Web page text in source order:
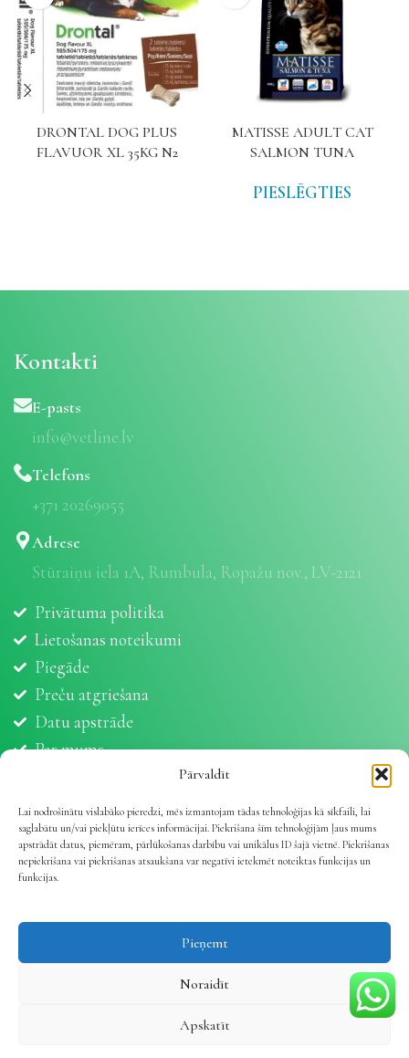
Pārvaldīt
Lai nodrošinātu vislabāko pieredzi, mēs izmantojam tādas tehnoloģijas kā sīkfaili, lai
saglabātu un/vai piekļūtu ierīces informācijai. Piekrišana šīm tehnoloģijām ļaus mums
apstrādāt datus, piemēram, pārlūkošanas darbību vai unikālus ID šajā vietnē. Piekrišanas
nepiekrišana vai piekrišanas atsaukšana var negatīvi ietekmēt noteiktas funkcijas un
funkcijas.
Pieņemt
Noraidīt
Apskatīt
DRONTAL DOG PLUS
FLAVUOR XL 35KG N2
MATISSE ADULT CAT
SALMON TUNA
PIESLĒGTIES
Kontakti
E-pasts
info@vetline.lv
Telefons
+371 20269055
Adrese
Stūraiņu iela 1A, Rumbula, Ropažu nov., LV-2121
Privātuma politika
Lietošanas noteikumi
Piegāde
Preču atgriešana
Datu apstrāde
Par mums
Sīkdatnes